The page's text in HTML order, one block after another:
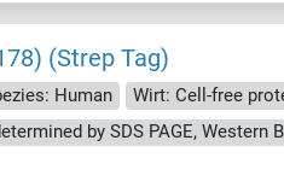
(Strep Tag)
Human Wirt: Cell-free